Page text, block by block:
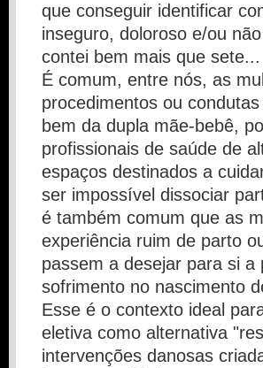
que conseguir identificar
inseguro, doloroso e/ou
contei bem mais que sete...
É comum, entre nós, as
procedimentos ou
bem da dupla mãe-bebê,
profissionais de saúde de
espaços destinados a
ser impossível dissociar
é também comum que as
experiência ruim de parto
passem a desejar para si a
sofrimento no nascimento
Esse é o contexto ideal
eletiva como alternativa
intervenções danosas